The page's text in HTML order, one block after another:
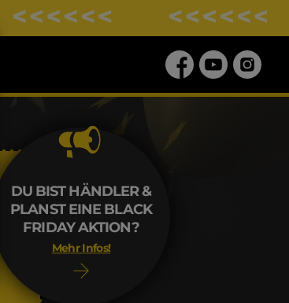
DU BIST HÄNDLER &
PLANST EINE BLACK
FRIDAY AKTION?
Mehr Infos!